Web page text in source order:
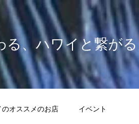
る、ハワイと繋が
のオススメのお店 イベント